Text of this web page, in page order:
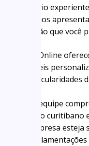
escritório
queremos
a solução que você
A KGD Online
contábeis
às particularidades
Nossa equipe
mercado
sua empresa
as